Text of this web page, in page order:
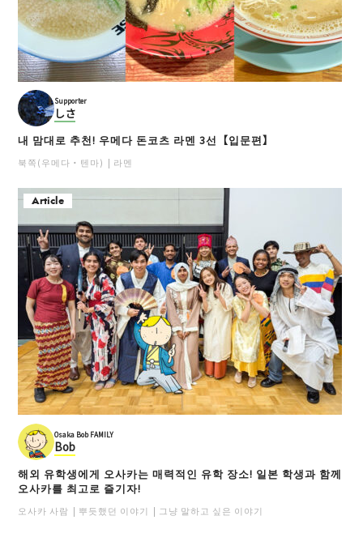
Supporter
しさ
내 맘대로 추천! 우메다 돈코츠 라멘 3선【입문편】
북쪽(우메다・텐마) 라멘
Article
Osaka Bob FAMILY
Bob
해외 유학생에게 오사카는 매력적인 유학 장소! 일본 학생과 함께
오사카를 최고로 즐기자!
오사카 사람 뿌듯했던 이야기 그냥 말하고 싶은 이야기